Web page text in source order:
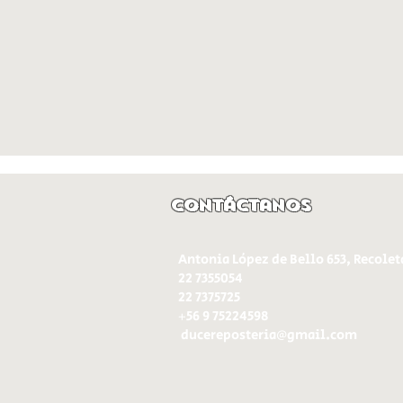
Contáctanos
Antonia López de Bello 653,
22 7355054
22 7375725
+56 9 75224598
ducereposteria@gmail.com